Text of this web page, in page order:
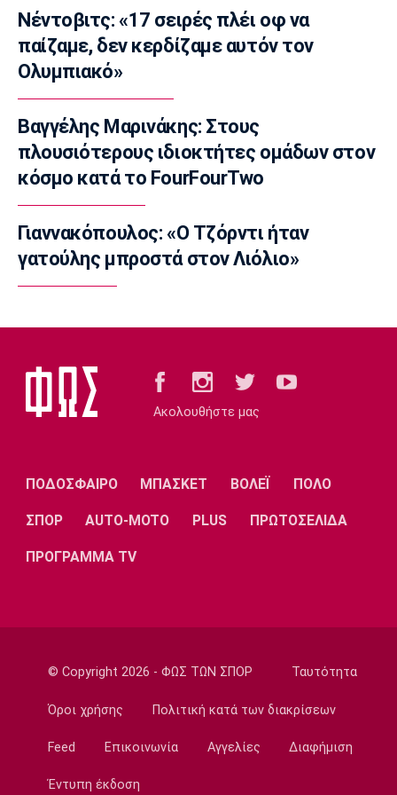
13:30
Ποδόσφαιρο - Διεθνή
Αρτέτα για Τζόλη: «Έχω να πω πολύ καλά
πράγματα»
Μπάσκετ Ελλάδα
Επέστρεψε στο Περιστέρι ο Γκιουζέλης
13:10
Ποδόσφαιρο - Διεθνή
Μουρίνιο: «Είχα συμφωνήσει με τη
Γιουνάιτεντ για να διαδεχτώ τον
Φέργκιουσον»
Επικαιρότητα
12:50
Europa League
Βίτορ Μπρούνο: «Μεγάλη πρόκληση για εμάς
Μπάσκετ Ελλάδα
Στην Καρδίτσα ο Τζόρνταν ΜακΡέι
Super League 1
12:20
Ιραόλα: «Δεν μπορούμε να διατηρήσουμε το
επίπεδο που θέλουμε»
Super League 1
Πρόταση του Ολυμπιακού στην Τουλούζ για
Νέντοβιτς: «17 σειρές πλέι οφ να
παίζαμε, δεν κερδίζαμε αυτόν τον
Ολυμπιακό»
Βαγγέλης Μαρινάκης: Στους
πλουσιότερους ιδιοκτήτες ομάδων στον
κόσμο κατά το FourFourTwo
Γιαννακόπουλος: «Ο Τζόρντι ήταν
γατούλης μπροστά στον Λιόλιο»
Ακολουθήστε μας
ΠΟΔΟΣΦΑΙΡΟ ΜΠΑΣΚΕΤ ΒΟΛΕΪ ΠΟΛΟ
ΣΠΟΡ AUTO-MOTO PLUS ΠΡΩΤΟΣΕΛΙΔΑ
ΠΡΟΓΡΑΜΜΑ TV
© Copyright 2026 - ΦΩΣ ΤΩΝ ΣΠΟΡ Ταυτότητα
Όροι χρήσης Πολιτική κατά των διακρίσεων
Feed Επικοινωνία Αγγελίες Διαφήμιση
Έντυπη έκδοση